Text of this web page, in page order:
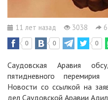
11 лет назад 3038 6
0 0 0
Саудовская Аравия
пятидневного
Новости со ссылкой на
дел Саудовской Аравии